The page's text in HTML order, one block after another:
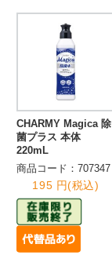
CHARMY Magica 除
菌プラス 本体
220mL
商品コード：707347
195 円(税込)